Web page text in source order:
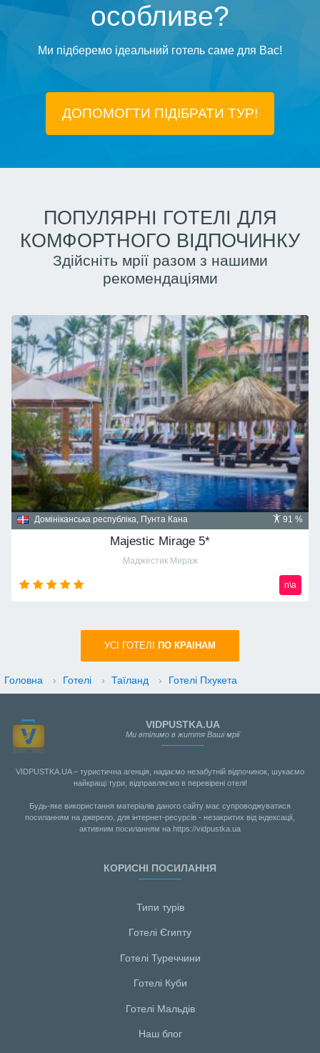
особливе?
Ми підберемо ідеальний готель саме для Вас!
ДОПОМОГТИ ПІДIБРАТИ ТУР!
ПОПУЛЯРНІ ГОТЕЛІ ДЛЯ
КОМФОРТНОГО ВІДПОЧИНКУ
Здійсніть мрії разом з нашими
рекомендаціями
91 %
Домініканська республіка, Пунта Кана
Majestic Mirage 5*
Маджестик Мираж
n\a
УСI ГОТЕЛІ ПО КРАIНАМ
Головна › Готелі › Таїланд › Готелі Пхукета
VIDPUSTKA.UA
Ми втілимо в життя Ваші мрії
VIDPUSTKA.UA – туристична агенція, надаємо незабутній відпочинок, шукаємо
найкращі тури, відправляємо в перевірені отелі!
Будь-яке використання матеріалів даного сайту має супроводжуватися
посиланням на джерело, для інтернет-ресурсів - незакритих від індексації,
активним посиланням на https://vidpustka.ua
КОРИСНІ ПОСИЛАННЯ
Типи турів
Готелі Єгипту
Готелі Туреччини
Готелі Куби
Готелі Мальдiв
Наш блог